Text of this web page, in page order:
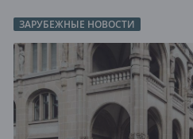
ЗАРУБЕЖНЫЕ НОВОСТИ